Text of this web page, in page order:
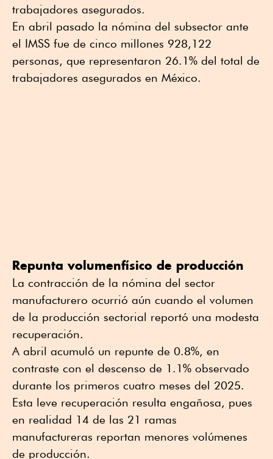
trabajadores asegurados.
En abril pasado la nómina del subsector ante
el IMSS fue de cinco millones 928,122
personas, que representaron 26.1% del total de
trabajadores asegurados en México.
Repunta volumenfísico de producción
La contracción de la nómina del sector
manufacturero ocurrió aún cuando el volumen
de la producción sectorial reportó una modesta
recuperación.
A abril acumuló un repunte de 0.8%, en
contraste con el descenso de 1.1% observado
durante los primeros cuatro meses del 2025.
Esta leve recuperación resulta engañosa, pues
en realidad 14 de las 21 ramas
manufactureras reportan menores volúmenes
de producción.